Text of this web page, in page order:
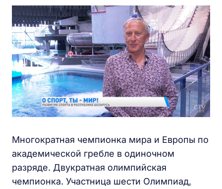
Многократная чемпионка мира и Европы по
академической гребле в одиночном
разряде. Двукратная олимпийская
чемпионка. Участница шести Олимпиад,